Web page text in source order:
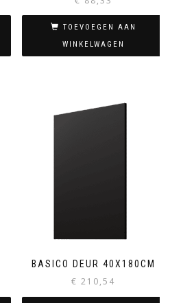
TOEVOEGEN AAN
WINKELWAGEN
BASICO DEUR 40X180CM
€ 210,54